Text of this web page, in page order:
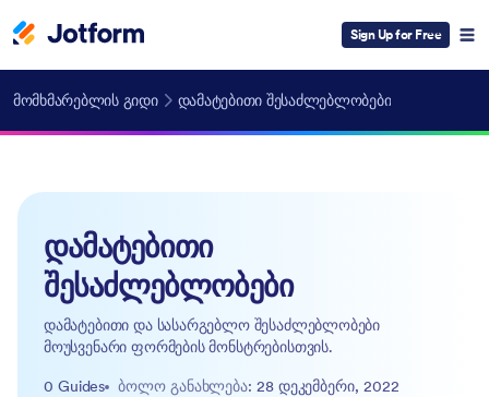
Sign Up for Free
მომხმარებლის გიდი დამატებითი შესაძლებლობები
დამატებითი
შესაძლებლობები
დამატებითი და სასარგებლო შესაძლებლობები
მოუსვენარი ფორმების მონსტრებისთვის.
0 Guides
ბოლო განახლება: 28 დეკემბერი, 2022